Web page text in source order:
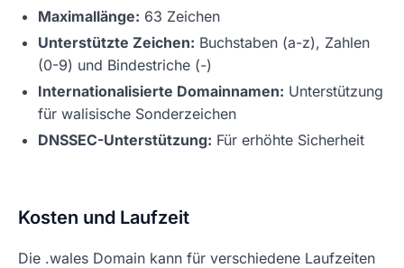
Maximallänge: 63 Zeichen
Unterstützte Zeichen: Buchstaben (a-z), Zahlen
(0-9) und Bindestriche (-)
Internationalisierte Domainnamen: Unterstützung
für walisische Sonderzeichen
DNSSEC-Unterstützung: Für erhöhte Sicherheit
Kosten und Laufzeit
Die .wales Domain kann für verschiedene Laufzeiten